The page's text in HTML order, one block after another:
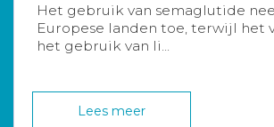
Het gebruik van semaglutide
Europese landen toe, terwijl het
het gebruik van li...
Lees meer